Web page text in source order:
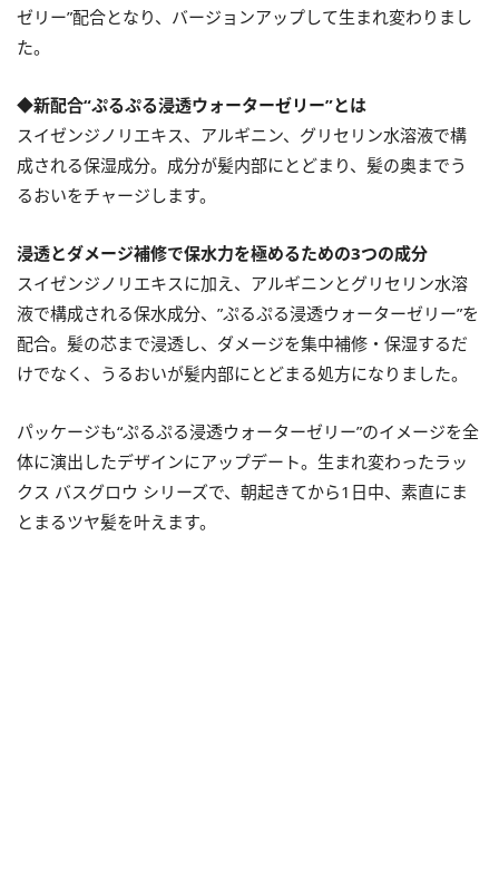
ゼリー”配合となり、バージョンアップして生まれ変わりまし
た。
◆新配合“ぷるぷる浸透ウォーターゼリー”とは
スイゼンジノリエキス、アルギニン、グリセリン水溶液で構
成される保湿成分。成分が髪内部にとどまり、髪の奥までう
るおいをチャージします。
浸透とダメージ補修で保水力を極めるための3つの成分
スイゼンジノリエキスに加え、アルギニンとグリセリン水溶
液で構成される保水成分、”ぷるぷる浸透ウォーターゼリー”を
配合。髪の芯まで浸透し、ダメージを集中補修・保湿するだ
けでなく、うるおいが髪内部にとどまる処方になりました。
パッケージも“ぷるぷる浸透ウォーターゼリー”のイメージを全
体に演出したデザインにアップデート。生まれ変わったラッ
クス バスグロウ シリーズで、朝起きてから1日中、素直にま
とまるツヤ髪を叶えます。